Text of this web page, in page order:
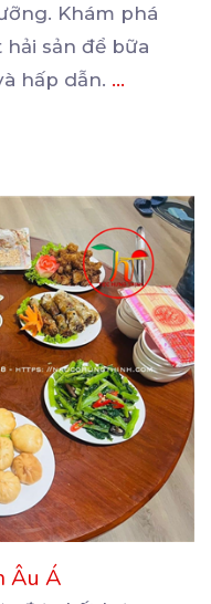
Khám phá
sản để bữa
hấp dẫn. ...
Âu Á